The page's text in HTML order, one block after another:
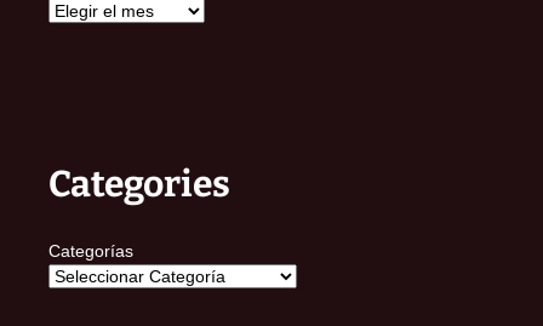
Categories
Categorías